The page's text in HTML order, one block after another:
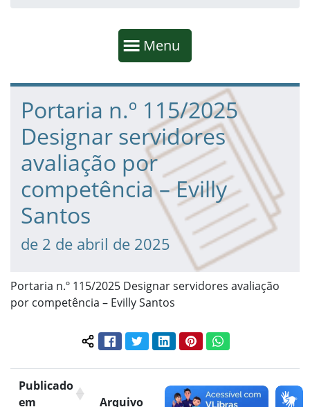
Mostrar
Menu
Fim da navegação
Início do conteúdo
Portaria n.º 115/2025
Designar servidores
avaliação por
competência – Evilly
Santos
de 2 de abril de 2025
Portaria n.º 115/2025 Designar servidores avaliação
por competência – Evilly Santos
Compartilhar conteúdo:
FacebookTwitterLinkedInPinterestWhatsApp
Publicado
em
Arquivo Grupo